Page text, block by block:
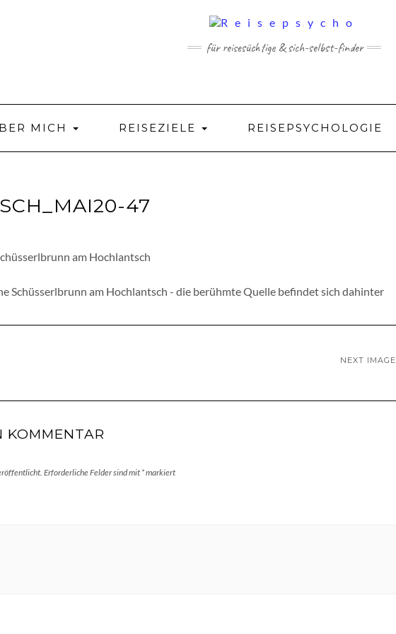
für reisesüchtige & sich-selbst-finder
MICH REISEZIELE REISEPSYCHOLOGIE
47
Schüsserlbrunn am Hochlantsch - die berühmte Quelle befindet sich dahinter
NEXT IMAGE
KOMMENTAR
Erforderliche Felder sind mit *markiert